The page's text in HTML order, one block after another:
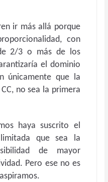
ir más allá porque
con
2/3 o más de los
el dominio
únicamente que la
no sea la primera
haya suscrito el
que sea la
de mayor
Pero ese no es